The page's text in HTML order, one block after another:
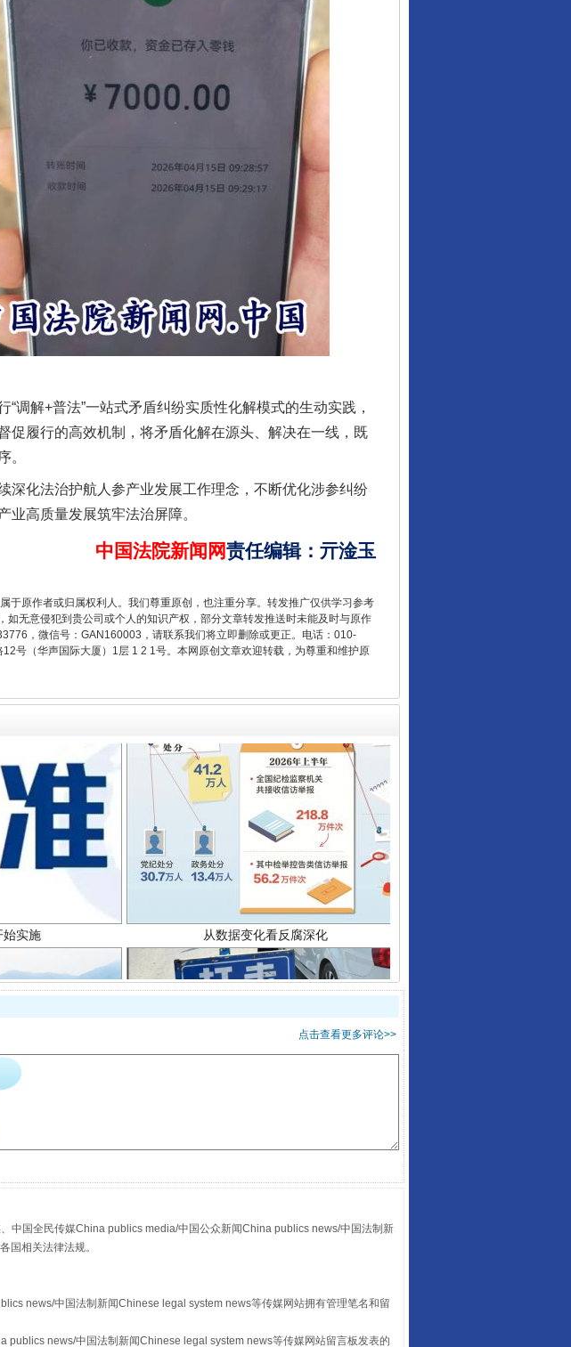
解+普法”一站式矛盾纠纷实质性化解模式的生动实践，
促履行的高效机制，将矛盾化解在源头、解决在一线，既
。
化法治护航人参产业发展工作理念，不断优化涉参纠纷
高质量发展筑牢法治屏障。
中国法院新闻网责任编辑： 亓淦玉
于原作者或归属权利人。我们尊重原创，也注重分享。转发推广仅供学习参考
无意侵犯到贵公司或个人的知识产权，部分文章转发推送时未能及时与原作
，微信号：GAN160003，请联系我们将立即删除或更正。电话：010-
号（华声国际大厦）1层 1 2 1号。本网原创文章欢迎转载，为尊重和维护原
解促和解.. 行业协会接连发公告
实施 从数据变化看反腐深化
酒驾未被当场查获能处罚吗
这些资助
点击查看更多评论>>
中国全民传媒China publics media/中国公众新闻China publics news/中国法制新
国相关法律法规。
news/中国法制新闻Chinese legal system news等传媒网站拥有管理笔名和留
news/中国法制新闻Chinese legal system news等传媒网站留言板发表的